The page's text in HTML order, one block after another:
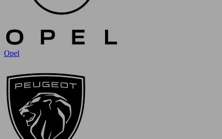
Opel